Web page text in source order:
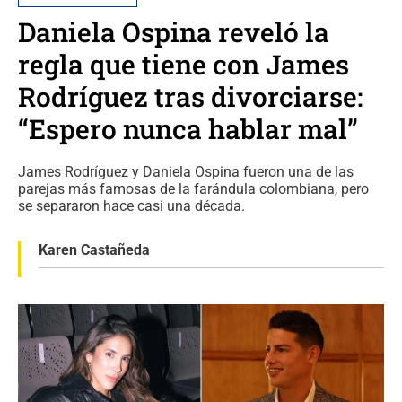
Daniela Ospina reveló la
regla que tiene con James
Rodríguez tras divorciarse:
“Espero nunca hablar mal”
James Rodríguez y Daniela Ospina fueron una de las
parejas más famosas de la farándula colombiana, pero
se separaron hace casi una década.
Karen Castañeda